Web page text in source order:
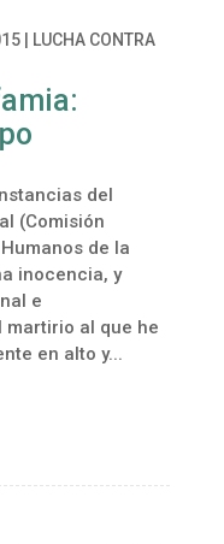
| LUCHA CONTRA
del
(Comisión
de la
inocencia, y
e
al que he
en alto y...